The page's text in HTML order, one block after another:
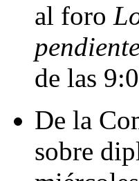
al foro
de las
De la
sobre